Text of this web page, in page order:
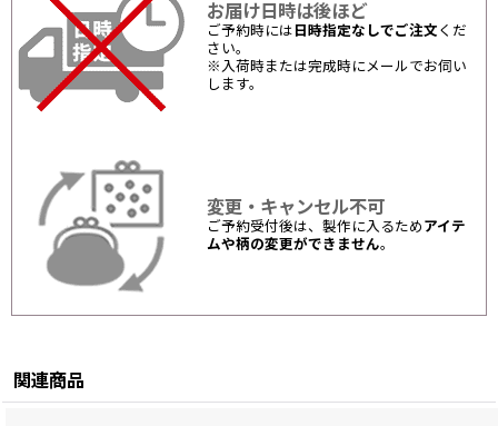
お届け日時は後ほど
ご予約時には 日時指定なしでご注文 くだ
さい。
※入荷時または完成時にメールでお伺い
します。
変更・キャンセル不可
ご予約受付後は、製作に入るため アイテ
ムや柄の変更ができません。
関連商品